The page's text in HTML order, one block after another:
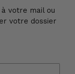
votre mail ou
votre dossier